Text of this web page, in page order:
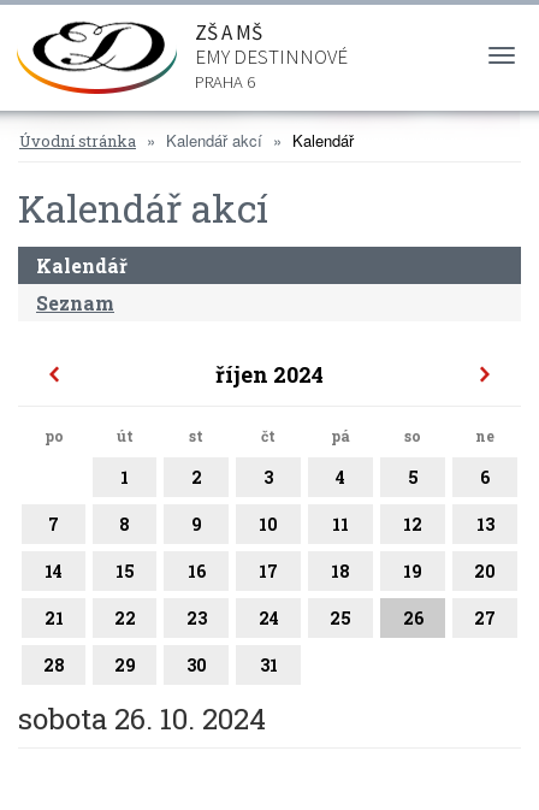
ZŠ A MŠ
EMY DESTINNOVÉ
PRAHA 6
Úvodní stránka Kalendář akcí Kalendář
Kalendář akcí
Kalendář
Seznam
říjen 2024
po út st čt pá so ne
1 2 3 4 5 6
7 8 9 10 11 12 13
14 15 16 17 18 19 20
21 22 23 24 25 26 27
28 29 30 31
sobota 26. 10. 2024